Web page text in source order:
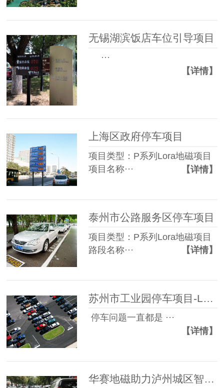
无锡湖滨饭店车位引导项目
···
【详情】
上海区政府停车项目
项目类型：P系列Lora地磁项目
项目名称···
【详情】
泰州市公路服务区停车项目
项目类型：P系列Lora地磁项目
路段名称···
【详情】
停车问题一直都是 ···
【详情】
华赛地磁助力泸州城区智慧停车--实现全市停车资源的联网